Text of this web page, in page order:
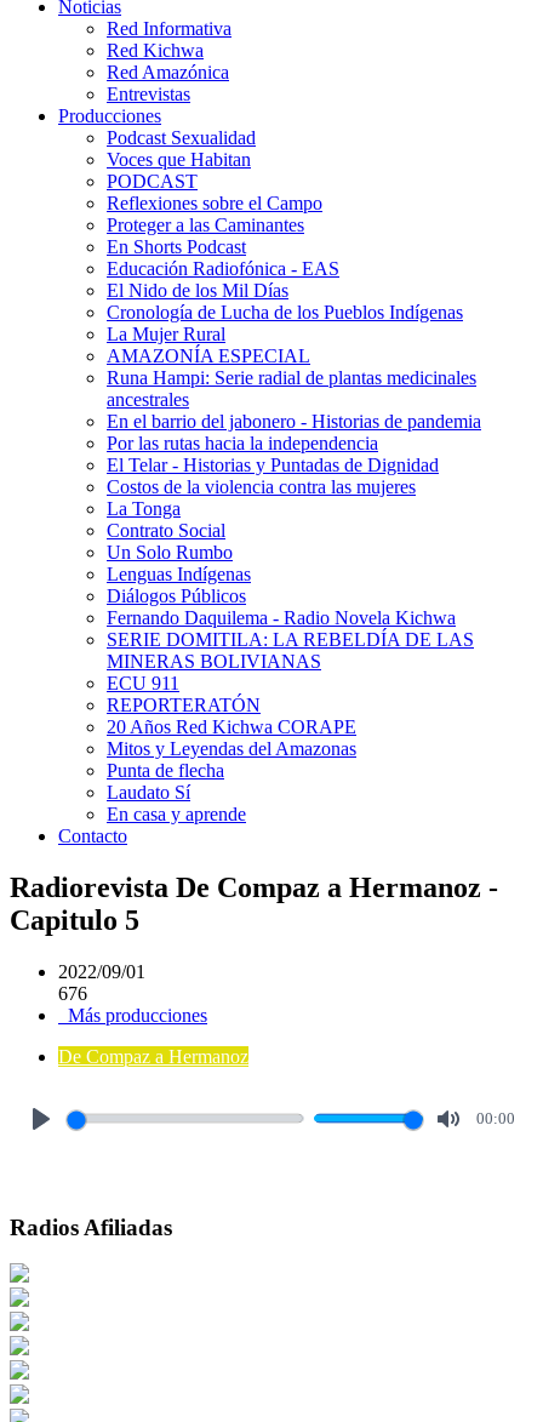
Noticias
Red Informativa
Red Kichwa
Red Amazónica
Entrevistas
Producciones
Podcast Sexualidad
Voces que Habitan
PODCAST
Reflexiones sobre el Campo
Proteger a las Caminantes
En Shorts Podcast
Educación Radiofónica - EAS
El Nido de los Mil Días
Cronología de Lucha de los Pueblos Indígenas
La Mujer Rural
AMAZONÍA ESPECIAL
Runa Hampi: Serie radial de plantas medicinales
ancestrales
En el barrio del jabonero - Historias de pandemia
Por las rutas hacia la independencia
El Telar - Historias y Puntadas de Dignidad
Costos de la violencia contra las mujeres
La Tonga
Contrato Social
Un Solo Rumbo
Lenguas Indígenas
Diálogos Públicos
Fernando Daquilema - Radio Novela Kichwa
SERIE DOMITILA: LA REBELDÍA DE LAS
MINERAS BOLIVIANAS
ECU 911
REPORTERATÓN
20 Años Red Kichwa CORAPE
Mitos y Leyendas del Amazonas
Punta de flecha
Laudato Sí
En casa y aprende
Contacto
Radiorevista De Compaz a Hermanoz -
Capitulo 5
2022/09/01
676
Más producciones
De Compaz a Hermanoz
00:00
Radios Afiliadas